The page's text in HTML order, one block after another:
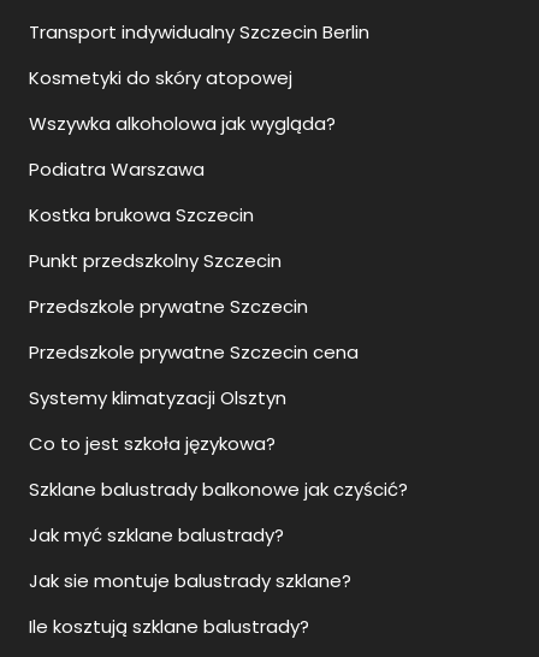
Transport indywidualny Szczecin Berlin
Kosmetyki do skóry atopowej
Wszywka alkoholowa jak wygląda?
Podiatra Warszawa
Kostka brukowa Szczecin
Punkt przedszkolny Szczecin
Przedszkole prywatne Szczecin
Przedszkole prywatne Szczecin cena
Systemy klimatyzacji Olsztyn
Co to jest szkoła językowa?
Szklane balustrady balkonowe jak czyścić?
Jak myć szklane balustrady?
Jak sie montuje balustrady szklane?
Ile kosztują szklane balustrady?